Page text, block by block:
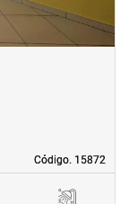
Código. 15872
Código. 15872